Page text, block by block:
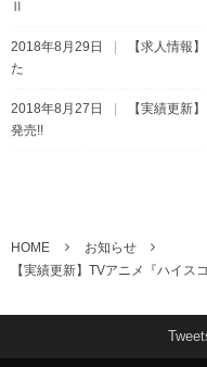
Ⅱ
2018年8月29日
【求人情報
た
2018年8月27日
【実績更新
発売!!
HOME
お知らせ
【実績更新】TVアニメ『ハイス